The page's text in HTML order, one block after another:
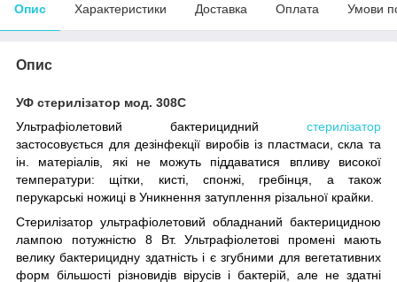
Опис Характеристики Доставка Оплата Умови
Опис
УФ стерилізатор мод. 308С
Ультрафіолетовий бактерицидний стерилізатор
застосовується для дезінфекції виробів із пластмаси, скла та
ін. матеріалів, які не можуть піддаватися впливу високої
температури: щітки, кисті, спонжі, гребінця, а також
перукарські ножиці в Уникнення затуплення різальної крайки.
Стерилізатор ультрафіолетовий обладнаний бактерицидною
лампою потужністю 8 Вт. Ультрафіолетові промені мають
велику бактерицидну здатність і є згубними для вегетативних
форм більшості різновидів вірусів і бактерій, але не здатні